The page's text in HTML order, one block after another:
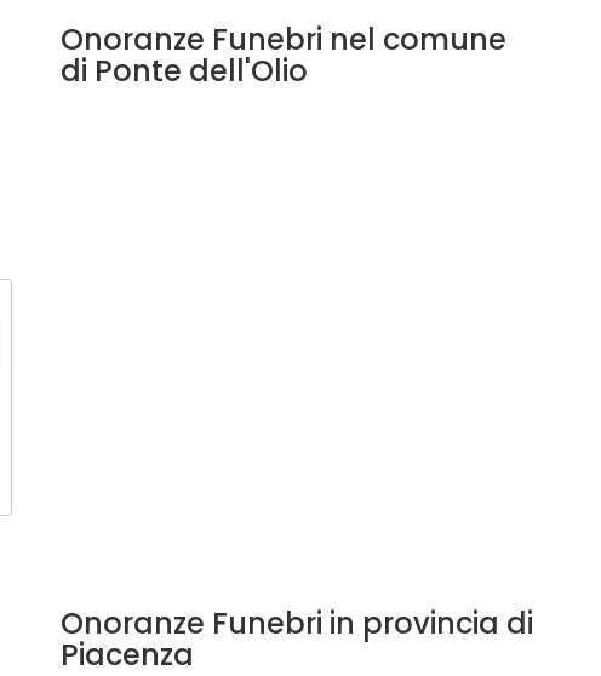
Onoranze Funebri nel comune
di Ponte dell'Olio
Onoranze Funebri in provincia di
Piacenza